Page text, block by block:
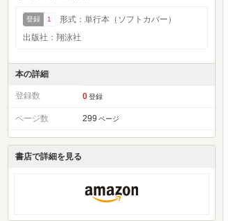
登録 1
形式：単行本（ソフトカバー）
出版社：翔泳社
本の詳細
登録数 0 登録
ページ数 299 ページ
書店で詳細を見る